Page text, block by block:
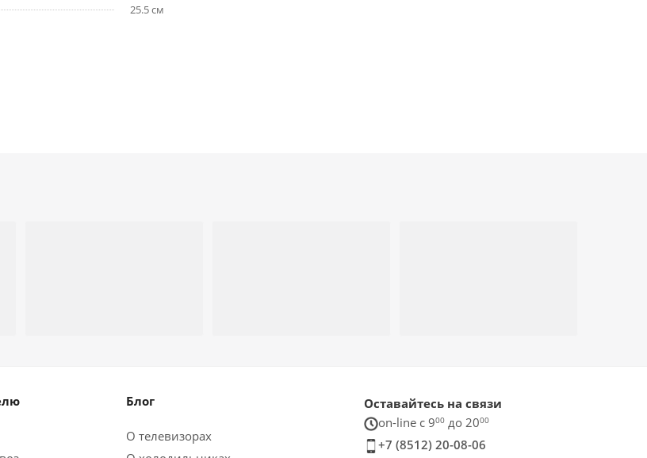
25.5 см
Блог
О телевизорах
Оставайтесь на связи
on-line c 900 до 2000
+7 (8512) 20-08-06